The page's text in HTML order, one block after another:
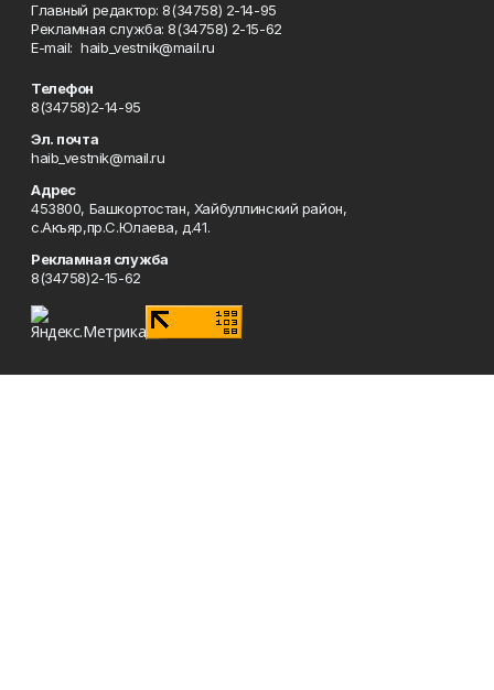
Главный редактор: 8(34758) 2-14-95
Рекламная служба: 8(34758) 2-15-62
Е-mаil: haib_vestnik@mail.ru
Телефон
8(34758)2-14-95
Эл. почта
haib_vestnik@mail.ru
Адрес
453800, Башкортостан, Хайбуллинский район,
с.Акъяр,пр.С.Юлаева, д.41.
Рекламная служба
8(34758)2-15-62